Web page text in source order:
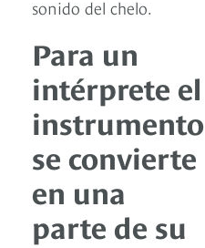
sonido del chelo.
Para un
intérprete el
instrumento
se convierte
en una
parte de su